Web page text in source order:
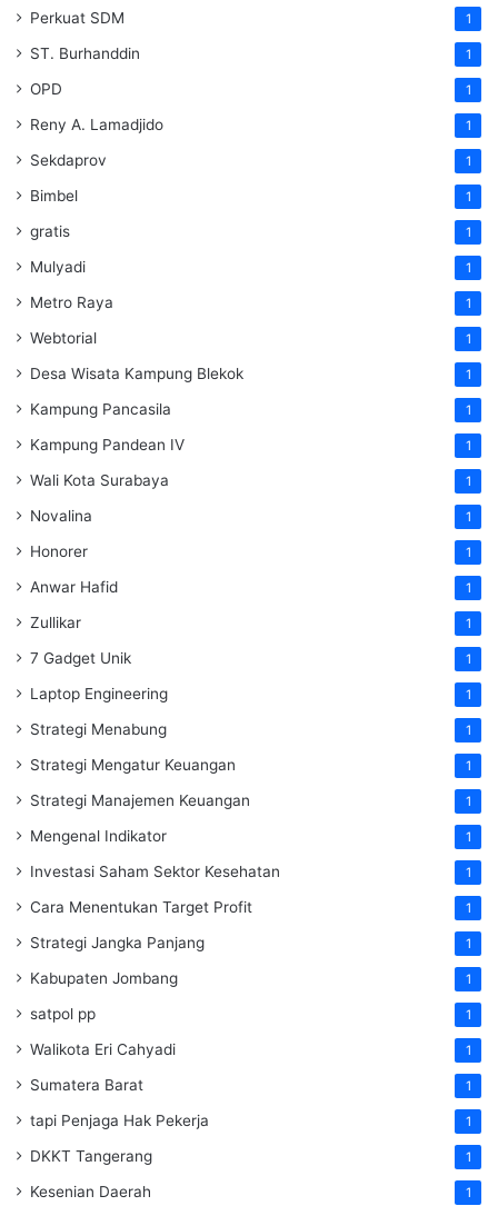
Perkuat SDM 1
ST. Burhanddin 1
OPD 1
Reny A. Lamadjido 1
Sekdaprov 1
Bimbel 1
gratis 1
Mulyadi 1
Metro Raya 1
Webtorial 1
Desa Wisata Kampung Blekok 1
Kampung Pancasila 1
Kampung Pandean IV 1
Wali Kota Surabaya 1
Novalina 1
Honorer 1
Anwar Hafid 1
Zullikar 1
7 Gadget Unik 1
Laptop Engineering 1
Strategi Menabung 1
Strategi Mengatur Keuangan 1
Strategi Manajemen Keuangan 1
Mengenal Indikator 1
Investasi Saham Sektor Kesehatan 1
Cara Menentukan Target Profit 1
Strategi Jangka Panjang 1
Kabupaten Jombang 1
satpol pp 1
Walikota Eri Cahyadi 1
Sumatera Barat 1
tapi Penjaga Hak Pekerja 1
DKKT Tangerang 1
Kesenian Daerah 1